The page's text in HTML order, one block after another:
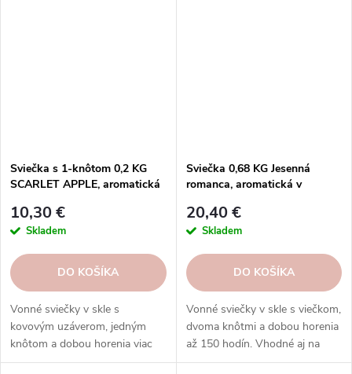
Sviečka s 1-knôtom 0,2 KG
SCARLET APPLE, aromatická
10,30 €
Skladem
DO KOŠÍKA
Vonné sviečky v skle s
kovovým uzáverom, jedným
knôtom a dobou horenia viac
ako 45 hodín.
Sviečka 0,68 KG Jesenná
romanca, aromatická v
20,40 €
Skladem
DO KOŠÍKA
Vonné sviečky v skle s viečkom,
dvoma knôtmi a dobou horenia
až 150 hodín. Vhodné aj na
prevoňanie veľkých priestorov.